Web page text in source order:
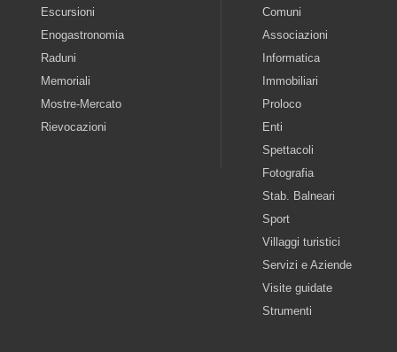
Escursioni
Enogastronomia
Raduni
Memoriali
Mostre-Mercato
Rievocazioni
Comuni
Associazioni
Informatica
Immobiliari
Proloco
Enti
Spettacoli
Fotografia
Stab. Balneari
Sport
Villaggi turistici
Servizi e Aziende
Visite guidate
Strumenti